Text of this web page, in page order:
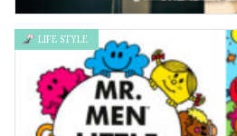
輕鬆拍攝復古寫真 – 三款復古影相APP
LIFE STYLE